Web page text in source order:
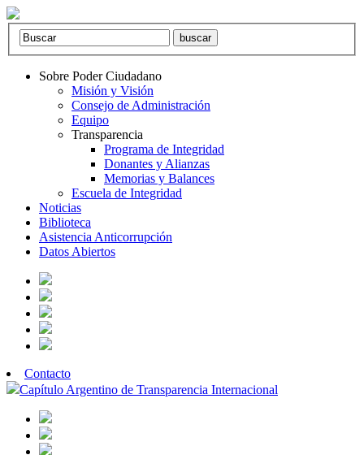
Sobre Poder Ciudadano
Misión y Visión
Consejo de Administración
Equipo
Transparencia
Programa de Integridad
Donantes y Alianzas
Memorias y Balances
Escuela de Integridad
Noticias
Biblioteca
Asistencia Anticorrupción
Datos Abiertos
Contacto
Capítulo Argentino de Transparencia Internacional